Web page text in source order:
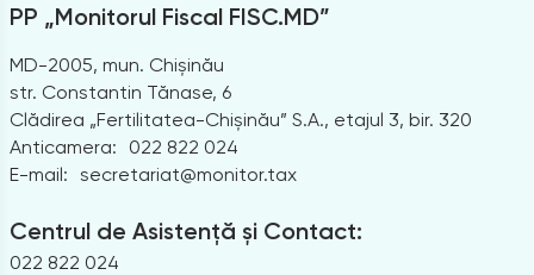
PP „Monitorul Fiscal FISC.MD”
MD-2005, mun. Chișinău
str. Constantin Tănase, 6
Clădirea „Fertilitatea-Chișinău” S.A., etajul 3, bir. 320
Anticamera:
022 822 024
E-mail: secretariat@monitor.tax
Centrul de Asistență și Contact:
022 822 024